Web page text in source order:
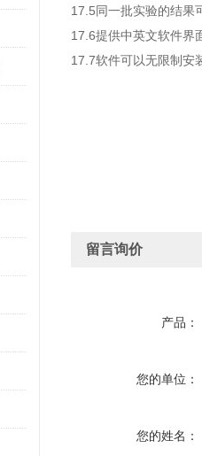
17.5同一批实验的结果
17.6提供中英文软件
17.7软件可以无限制安
留言询价
产品：
您的单位：
您的姓名：